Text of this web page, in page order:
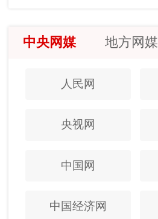
中央网媒 地方网媒
人民网
央视网
中国网
中国经济网